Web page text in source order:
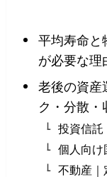
平均寿命と
が必要な理
老後の資産
ク・分散・
投資信託
個人向け
不動産｜